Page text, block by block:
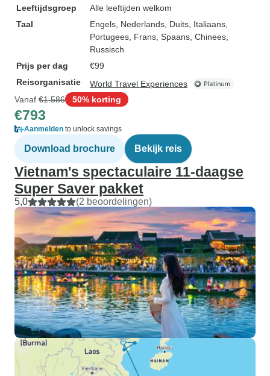
Leeftijdsgroep
Alle leeftijden welkom
Taal
Engels, Nederlands, Duits, Italiaans,
Portugees, Frans, Spaans, Chinees,
Russisch
Prijs per dag
€99
Reisorganisatie
World Travel Experiences
Vanaf €1.586 50% korting
€793
Aanmelden to unlock savings
Download brochure Bekijk reis
Vietnam's spectaculaire 11-daagse
Super Saver pakket
5,0 (2 beoordelingen)